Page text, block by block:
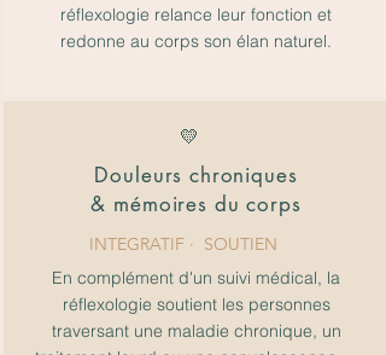
réflexologie relance leur fonction et
redonne au corps son élan naturel.
💛
Douleurs chroniques
& mémoires du corps
INTEGRATIF · SOUTIEN
En complément d'un suivi médical, la
réflexologie soutient les personnes
traversant une maladie chronique, un